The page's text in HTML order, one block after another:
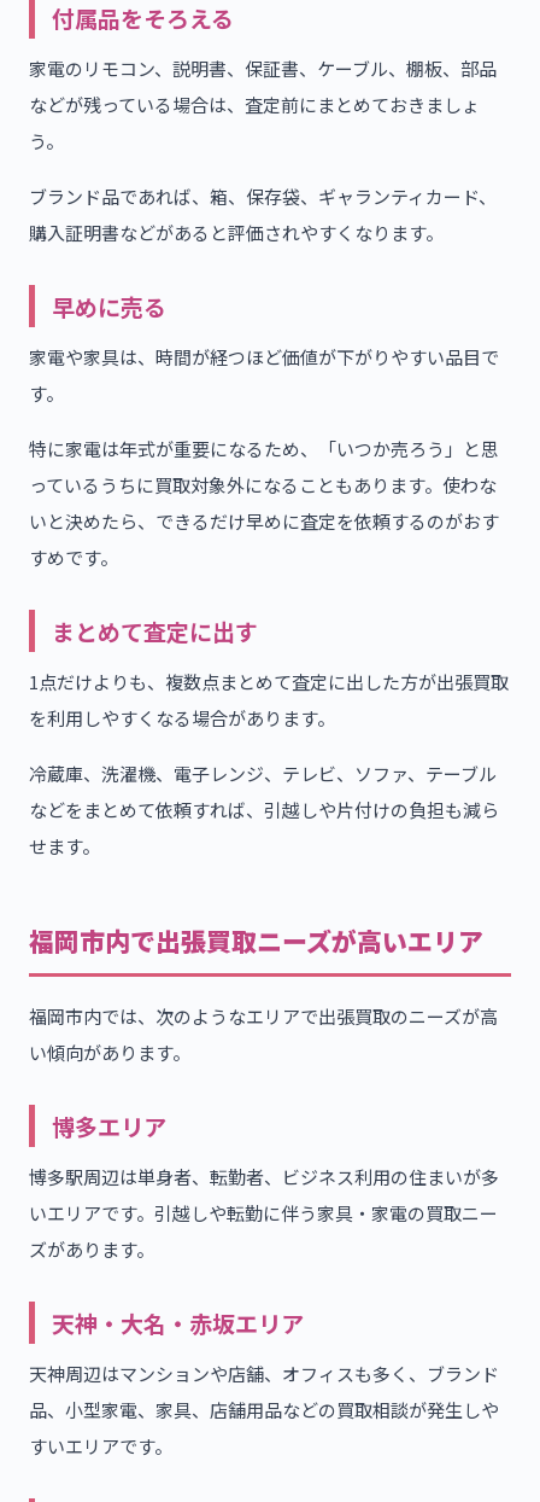
付属品をそろえる
家電のリモコン、説明書、保証書、ケーブル、棚板、部品
などが残っている場合は、査定前にまとめておきましょ
う。
ブランド品であれば、箱、保存袋、ギャランティカード、
購入証明書などがあると評価されやすくなります。
早めに売る
家電や家具は、時間が経つほど価値が下がりやすい品目で
す。
特に家電は年式が重要になるため、「いつか売ろう」と思
っているうちに買取対象外になることもあります。使わな
いと決めたら、できるだけ早めに査定を依頼するのがおす
すめです。
まとめて査定に出す
1点だけよりも、複数点まとめて査定に出した方が出張買取
を利用しやすくなる場合があります。
冷蔵庫、洗濯機、電子レンジ、テレビ、ソファ、テーブル
などをまとめて依頼すれば、引越しや片付けの負担も減ら
せます。
福岡市内で出張買取ニーズが高いエリア
福岡市内では、次のようなエリアで出張買取のニーズが高
い傾向があります。
博多エリア
博多駅周辺は単身者、転勤者、ビジネス利用の住まいが多
いエリアです。引越しや転勤に伴う家具・家電の買取ニー
ズがあります。
天神・大名・赤坂エリア
天神周辺はマンションや店舗、オフィスも多く、ブランド
品、小型家電、家具、店舗用品などの買取相談が発生しや
すいエリアです。